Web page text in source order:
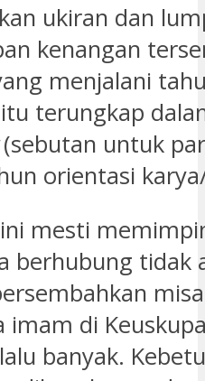
ukiran dan
kenangan
menjalani
terungkap
untuk
orientasi
mesti
berhubung tidak
imam di
banyak.